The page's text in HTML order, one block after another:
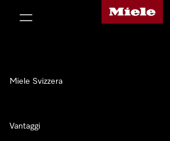
Homepage di Miele
Miele Svizzera
Vantaggi